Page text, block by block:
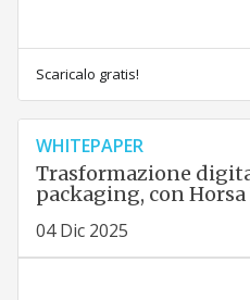
Scaricalo gratis!
WHITEPAPER
Trasformazione
packaging, con
04 Dic 2025